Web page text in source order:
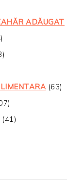
ADĂUGAT
(63)
(41)